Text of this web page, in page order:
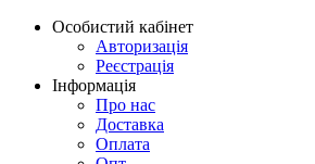
Особистий кабінет
Авторизація
Реєстрація
Інформація
Про нас
Доставка
Оплата